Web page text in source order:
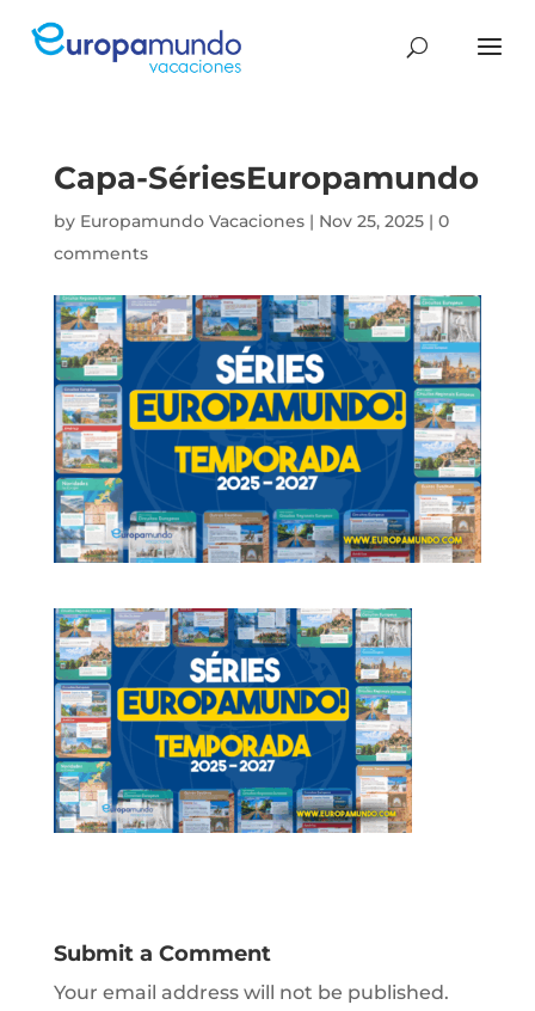
Capa-SériesEuropamundo
by Europamundo Vacaciones| Nov 25, 2025| 0
comments
Submit a Comment
Your email address will not be published.